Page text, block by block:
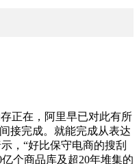
正在，阿里早已对此有所
接完成。就能完成从表达
，“好比保守电商的搜刮
个商品库及超20年堆集的